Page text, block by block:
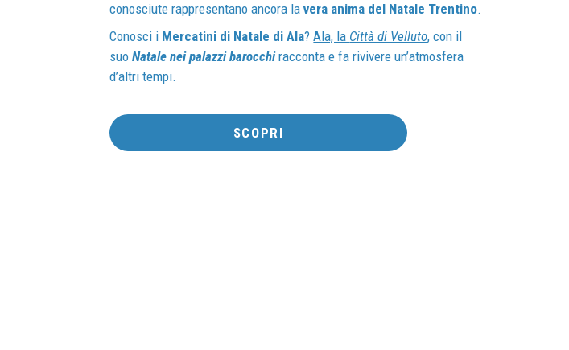
A TEMA
conosciute rappresentano ancora lavera anima del Natale Trentino.
Conosci i Mercatini di Natale di Ala?Ala, la Città di Velluto, con il
suoNatale nei palazzi barocchiracconta e fa rivivere un’atmosfera
d’altri tempi.
SCOPRI